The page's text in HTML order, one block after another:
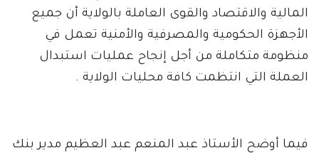
المالية والاقتصاد والقوى العاملة بالولاية أن جميع
الأجهزة الحكومية والمصرفية والأمنية تعمل في
منظومة متكاملة من أجل إنجاح عمليات استبدال
العملة التي انتظمت كافة محليات الولاية .
فيما أوضح الأستاذ عبد المنعم عبد العظيم مدير بنك